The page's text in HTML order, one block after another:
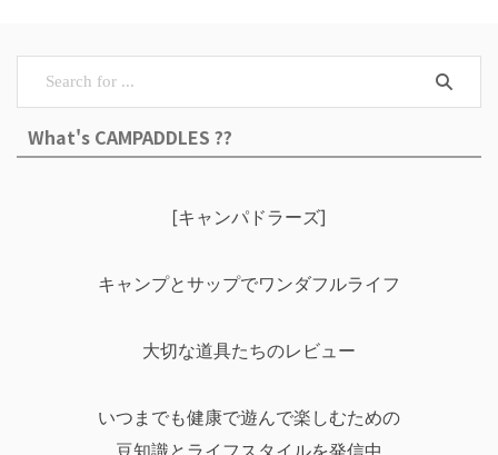
What's CAMPADDLES ??
[キャンパドラーズ]
キャンプとサップでワンダフルライフ
大切な道具たちのレビュー
いつまでも健康で遊んで楽しむための
豆知識とライフスタイルを発信中